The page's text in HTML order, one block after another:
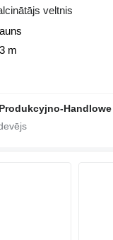
veltnis
3 m